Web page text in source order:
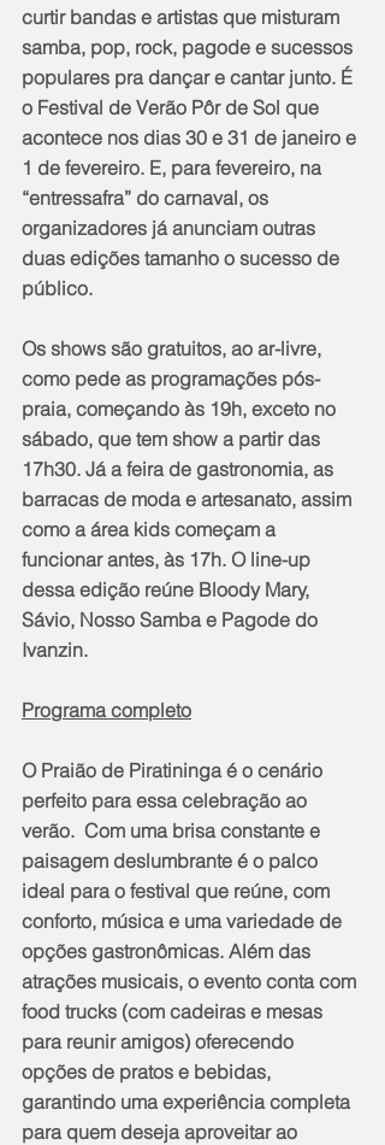
curtir bandas e artistas que misturam
samba, pop, rock, pagode e sucessos
populares pra dançar e cantar junto. É
o Festival de Verão Pôr de Sol que
acontece nos dias 30 e 31 de janeiro e
1 de fevereiro. E, para fevereiro, na
“entressafra” do carnaval, os
organizadores já anunciam outras
duas edições tamanho o sucesso de
público.
Os shows são gratuitos, ao ar-livre,
como pede as programações pós-
praia, começando às 19h, exceto no
sábado, que tem show a partir das
17h30. Já a feira de gastronomia, as
barracas de moda e artesanato, assim
como a área kids começam a
funcionar antes, às 17h. O line-up
dessa edição reúne Bloody Mary,
Sávio, Nosso Samba e Pagode do
Ivanzin.
Programa completo
O Praião de Piratininga é o cenário
perfeito para essa celebração ao
verão.  Com uma brisa constante e
paisagem deslumbrante é o palco
ideal para o festival que reúne, com
conforto, música e uma variedade de
opções gastronômicas. Além das
atrações musicais, o evento conta com
food trucks (com cadeiras e mesas
para reunir amigos) oferecendo
opções de pratos e bebidas,
garantindo uma experiência completa
para quem deseja aproveitar ao